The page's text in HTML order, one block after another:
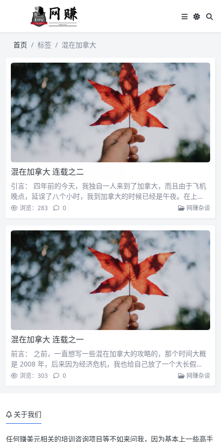
首页 标签 混在加拿大
混在加拿大 连载之二
引言： 四年前的今天，我独自一人来到了加拿大，而且由于飞机
晚点，延误了八个小时，我到加拿大的时候已经是午夜。在上…
浏览：283 0 网赚杂谈
混在加拿大 连载之一
前言： 之前，一直想写一些混在加拿大的攻略的，那个时间大概
是 2008 年，后来因为经济危机，我也给自己放了一个大长假…
浏览：303 0 网赚杂谈
关于我们
任何赚美元相关的培训咨询项目等不如来问我，因为基本上一些高手